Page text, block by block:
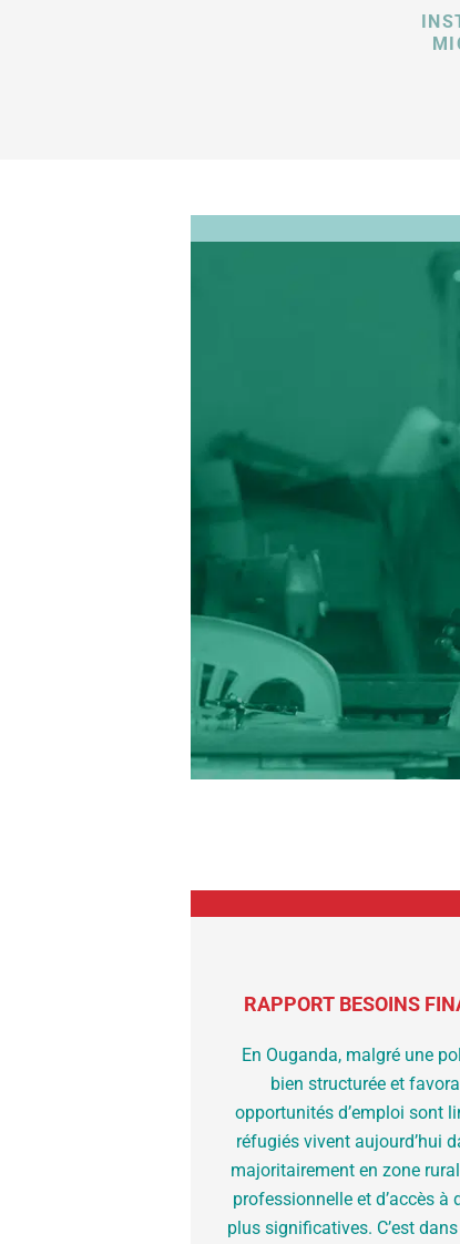
RAPPORT BESOINS
En Ouganda, malgré une
bien structurée et
opportunités d’emploi sont
réfugiés vivent aujourd’hui
majoritairement en zone
professionnelle et d’accès
plus significatives. C’est